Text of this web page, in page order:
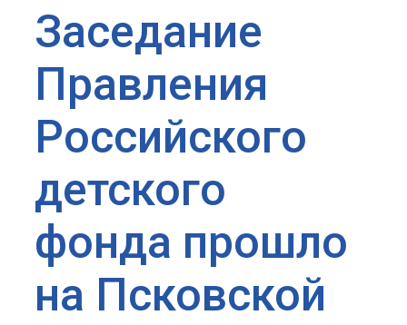
Заседание
Правления
Российского
детского
фонда прошло
на Псковской